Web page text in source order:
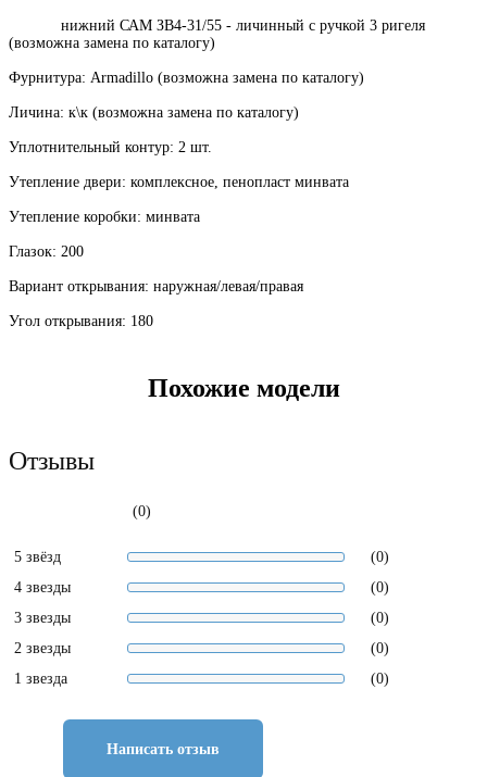
нижний САМ ЗВ4-31/55 - личинный с ручкой 3 ригеля
(возможна замена по каталогу)
Фурнитура: Armadillo (возможна замена по каталогу)
Личина: к\к (возможна замена по каталогу)
Уплотнительный контур: 2 шт.
Утепление двери: комплексное, пенопласт минвата
Утепление коробки: минвата
Глазок: 200
Вариант открывания: наружная/левая/правая
Угол открывания: 180
Похожие модели
Отзывы
(0)
5 звёзд
(0)
4 звезды
(0)
3 звезды
(0)
2 звезды
(0)
1 звезда
(0)
Написать отзыв